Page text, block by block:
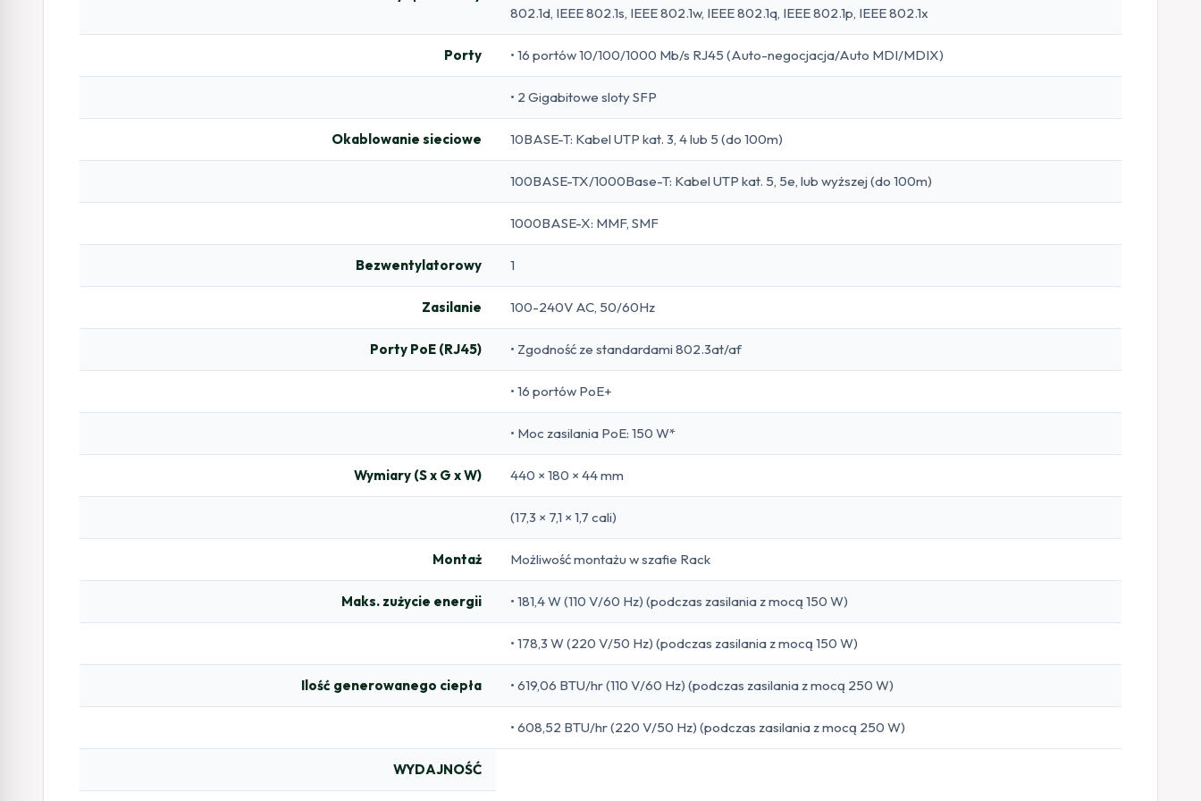
802.1d, IEEE 802.1s, IEEE 802.1w, IEEE 802.1q, IEEE 802.1p, IEEE 802.1x
Porty • 16 portów 10/100/1000 Mb/s RJ45 (Auto-negocjacja/Auto MDI/MDIX)
• 2 Gigabitowe sloty SFP
Okablowanie sieciowe 10BASE-T: Kabel UTP kat. 3, 4 lub 5 (do 100m)
100BASE-TX/1000Base-T: Kabel UTP kat. 5, 5e, lub wyższej (do 100m)
1000BASE-X: MMF, SMF
Bezwentylatorowy 1
Zasilanie 100-240V AC, 50/60Hz
Porty PoE (RJ45) • Zgodność ze standardami 802.3at/af
• 16 portów PoE+
• Moc zasilania PoE: 150 W*
Wymiary (S x G x W) 440 × 180 × 44 mm
(17,3 × 7,1 × 1,7 cali)
Montaż Możliwość montażu w szafie Rack
Maks. zużycie energii • 181,4 W (110 V/60 Hz) (podczas zasilania z mocą 150 W)
• 178,3 W (220 V/50 Hz) (podczas zasilania z mocą 150 W)
Ilość generowanego ciepła • 619,06 BTU/hr (110 V/60 Hz) (podczas zasilania z mocą 250 W)
• 608,52 BTU/hr (220 V/50 Hz) (podczas zasilania z mocą 250 W)
WYDAJNOŚĆ